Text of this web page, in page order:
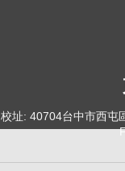
校址: 40704台中市西屯